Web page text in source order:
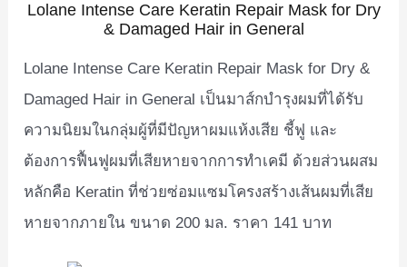
Lolane Intense Care Keratin Repair Mask for Dry
& Damaged Hair in General
Lolane Intense Care Keratin Repair Mask for Dry &
Damaged Hair in General เป็นมาส์กบำรุงผมที่ได้รับ
ความนิยมในกลุ่มผู้ที่มีปัญหาผมแห้งเสีย ชี้ฟู และ
ต้องการฟื้นฟูผมที่เสียหายจากการทำเคมี ด้วยส่วนผสม
หลักคือ Keratin ที่ช่วยซ่อมแซมโครงสร้างเส้นผมที่เสีย
หายจากภายใน ขนาด 200 มล. ราคา 141 บาท